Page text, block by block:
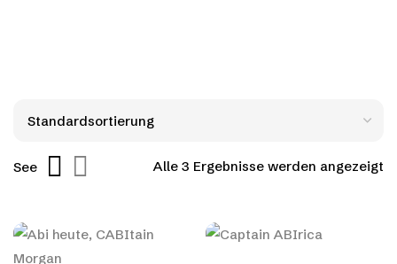
Alle 3 Ergebnisse werden angezeigt
See